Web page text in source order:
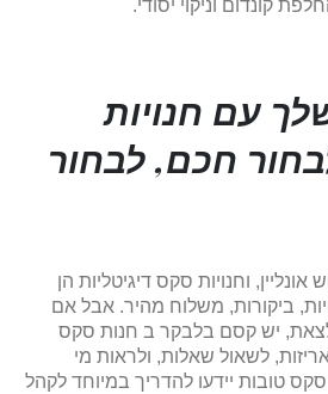
קונדום וניקוי יסודי.
עם חנויות
חכם, לבחור
וחנויות סקס דיגיטליות הן
ביקורות, משלוח מהיר. אבל אם
יש קסם בלבקר ב חנות סקס
לשאול שאלות, ולראות מי
סקס טובות יידעו להדריך במיוחד לקהל